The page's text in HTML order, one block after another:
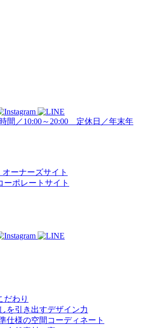
間／10:00～20:00 定休日／年末年
ーナーズサイト
ーポレートサイト
だわり
を引き出すデザイン力
仕様の空間コーディネート